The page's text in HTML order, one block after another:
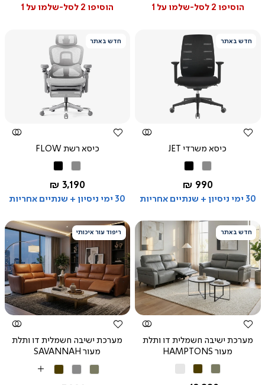
הוסיפו 2 לסל-שלמו על 1 הוסיפו 2 לסל-שלמו על 1
חדש באתר
צפייה
מהירה
כיסא משרדי JET
החל מ-
990 ₪
30 ימי ניסיון + שנתיים אחריות
חדש באתר
צפייה
מהירה
כיסא רשת FLOW
החל מ-
3,190 ₪
30 ימי ניסיון + שנתיים אחריות
חדש באתר
צפייה
מהירה
מערכת ישיבה חשמלית דו ותלת
מעור HAMPTONS
ריפוד עור איכותי
צפייה
מהירה
מערכת ישיבה חשמלית דו ותלת
מעור SAVANNAH
More